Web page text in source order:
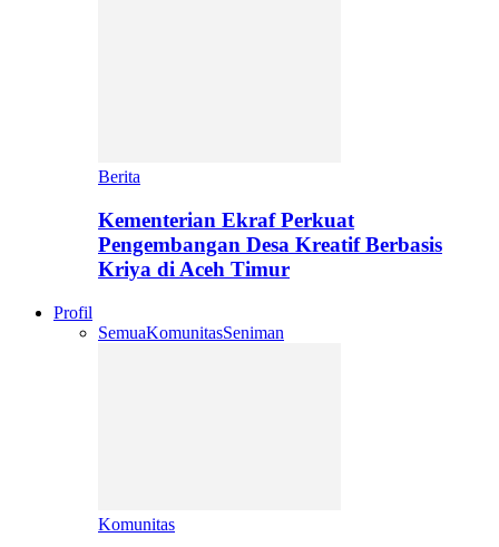
Berita
Kementerian Ekraf Perkuat
Pengembangan Desa Kreatif Berbasis
Kriya di Aceh Timur
Profil
SemuaKomunitasSeniman
Komunitas